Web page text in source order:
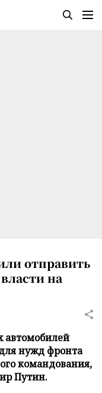
отправить
на
автомобилей
нужд фронта
командования,
Путин.